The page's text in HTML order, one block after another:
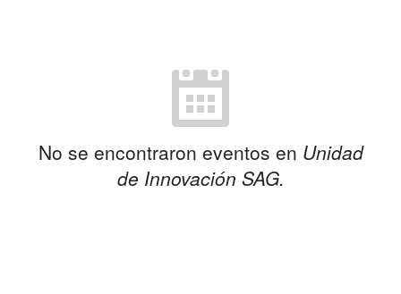
No se encontraron eventos en Unidad
de Innovación SAG.